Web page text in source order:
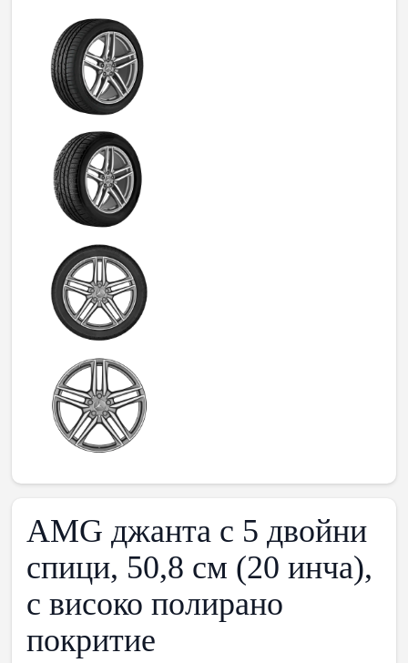
AMG джанта с 5 двойни
спици, 50,8 см (20 инча),
с високо полирано
покритие